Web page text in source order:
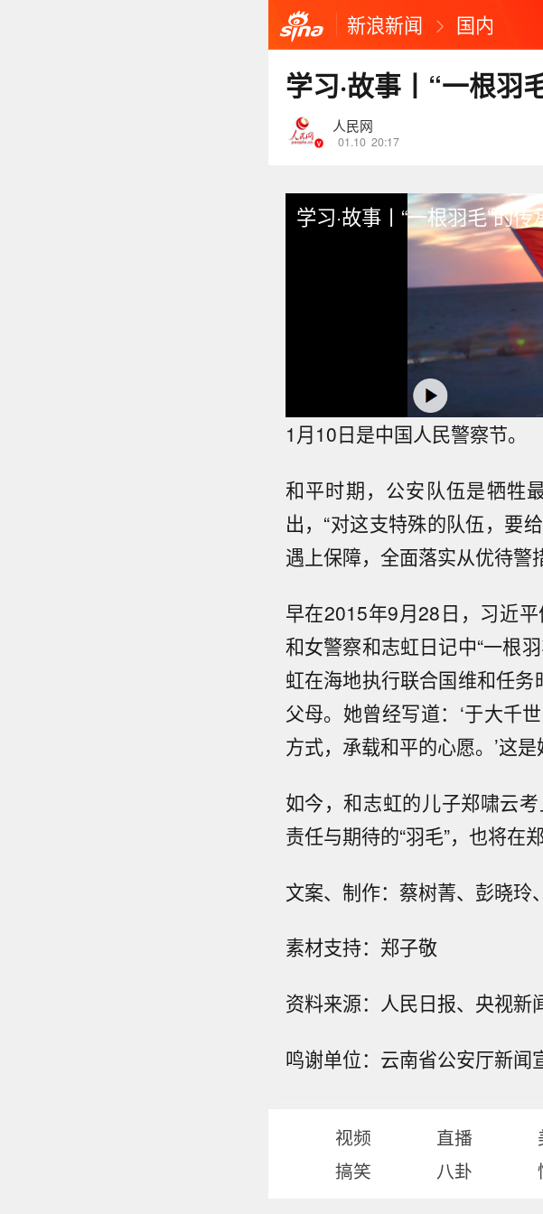
新浪新闻 国内
学习·故事丨“一根羽
人民网
01.10 20:17
学习·故事丨“一根羽毛”的传
1月10日是中国人民警察节。
和平时期，公安队伍是牺牲
出，“对这支特殊的队伍，要
遇上保障，全面落实从优待警
早在2015年9月28日，习近
和女警察和志虹日记中“一根
虹在海地执行联合国维和任
父母。她曾经写道：‘于大千
方式，承载和平的心愿。’这
如今，和志虹的儿子郑啸云
责任与期待的“羽毛”，也将在
文案、制作：蔡树菁、彭晓玲
素材支持：郑子敬
资料来源：人民日报、央视新
鸣谢单位：云南省公安厅新
视频 直播
搞笑
八卦